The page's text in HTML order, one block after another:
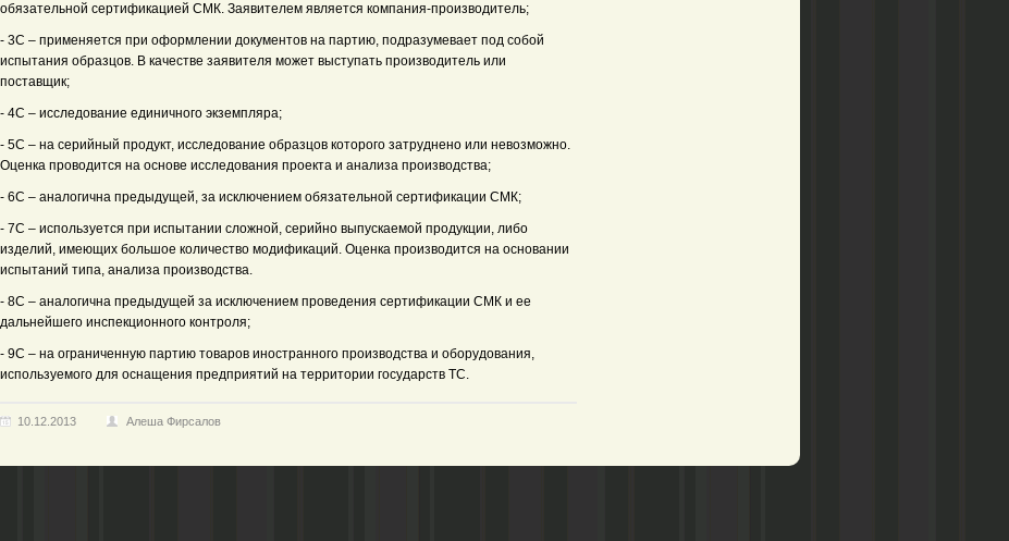
обязательной сертификацией СМК. Заявителем является компания-производитель;
- 3С – применяется при оформлении документов на партию, подразумевает под собой
испытания образцов. В качестве заявителя может выступать производитель или
поставщик;
- 4С – исследование единичного экземпляра;
- 5С – на серийный продукт, исследование образцов которого затруднено или невозможно.
Оценка проводится на основе исследования проекта и анализа производства;
- 6С – аналогична предыдущей, за исключением обязательной сертификации СМК;
- 7С – используется при испытании сложной, серийно выпускаемой продукции, либо
изделий, имеющих большое количество модификаций. Оценка производится на основании
испытаний типа, анализа производства.
- 8С – аналогична предыдущей за исключением проведения сертификации СМК и ее
дальнейшего инспекционного контроля;
- 9С – на ограниченную партию товаров иностранного производства и оборудования,
используемого для оснащения предприятий на территории государств ТС.
10.12.2013 Алеша Фирсалов